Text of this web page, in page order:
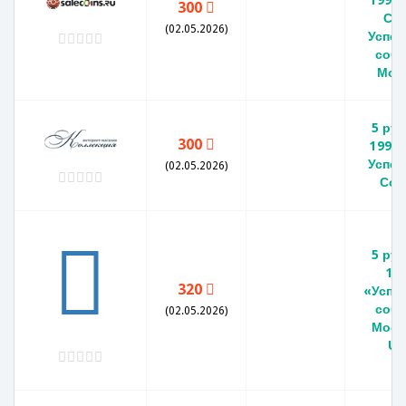
300
(02.05.2026)
300
(02.05.2026)
5
1990
320
(02.05.2026)
5